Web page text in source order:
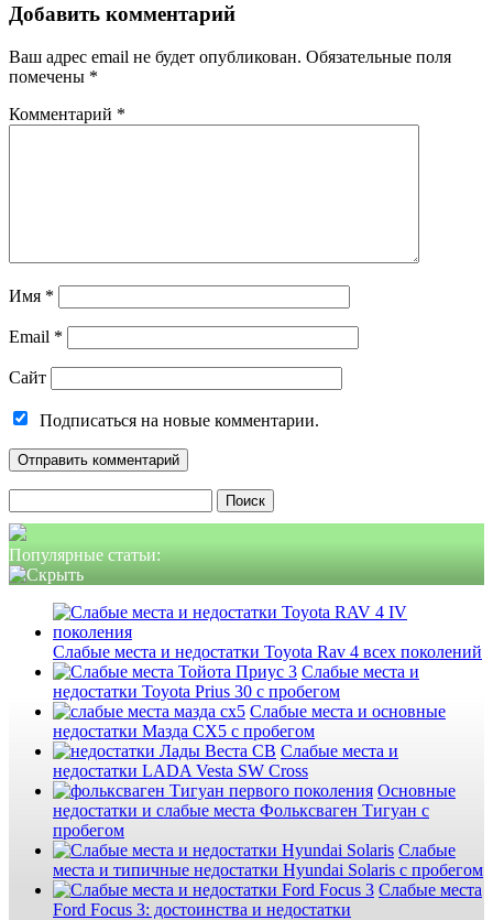
Добавить комментарий
Ваш адрес email не будет опубликован. Обязательные поля
помечены *
Комментарий *
Имя *
Email *
Сайт
Подписаться на новые комментарии.
Популярные статьи:
Слабые места и недостатки Toyota Rav 4 всех поколений
Слабые места и
недостатки Toyota Prius 30 с пробегом
Слабые места и основные
недостатки Мазда СХ5 с пробегом
Слабые места и
недостатки LADA Vesta SW Cross
Основные
недостатки и слабые места Фольксваген Тигуан с
пробегом
Слабые
места и типичные недостатки Hyundai Solaris с пробегом
Слабые места
Ford Focus 3: достоинства и недостатки